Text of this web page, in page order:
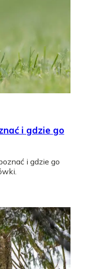
i gdzie go
i gdzie go